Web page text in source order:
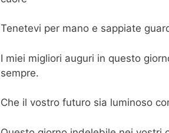
Tenetevi per mano e sappiate
I miei migliori auguri in questo
sempre.
Che il vostro futuro sia luminoso